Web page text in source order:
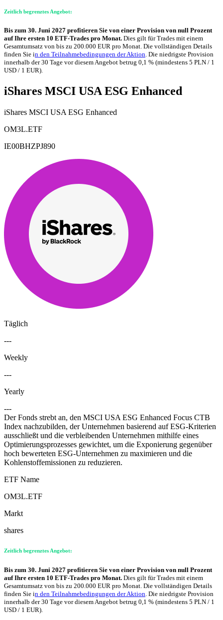
Zeitlich begrenztes Angebot:
Bis zum 30. Juni 2027 profitieren Sie von einer Provision von null Prozent
auf Ihre ersten 10 ETF-Trades pro Monat. Dies gilt für Trades mit einem
Gesamtumsatz von bis zu 200.000 EUR pro Monat. Die vollständigen Details
finden Sie in den Teilnahmebedingungen der Aktion. Die niedrigste Provision
innerhalb der 30 Tage vor diesem Angebot betrug 0,1 % (mindestens 5 PLN / 1
USD / 1 EUR).
iShares MSCI USA ESG Enhanced
iShares MSCI USA ESG Enhanced
OM3L.ETF
IE00BHZPJ890
Täglich
---
Weekly
---
Yearly
---
Der Fonds strebt an, den MSCI USA ESG Enhanced Focus CTB
Index nachzubilden, der Unternehmen basierend auf ESG-Kriterien
ausschließt und die verbleibenden Unternehmen mithilfe eines
Optimierungsprozesses gewichtet, um die Exponierung gegenüber
hoch bewerteten ESG-Unternehmen zu maximieren und die
Kohlenstoffemissionen zu reduzieren.
ETF Name
OM3L.ETF
Markt
shares
Zeitlich begrenztes Angebot:
Bis zum 30. Juni 2027 profitieren Sie von einer Provision von null Prozent
auf Ihre ersten 10 ETF-Trades pro Monat. Dies gilt für Trades mit einem
Gesamtumsatz von bis zu 200.000 EUR pro Monat. Die vollständigen Details
finden Sie in den Teilnahmebedingungen der Aktion. Die niedrigste Provision
innerhalb der 30 Tage vor diesem Angebot betrug 0,1 % (mindestens 5 PLN / 1
USD / 1 EUR).